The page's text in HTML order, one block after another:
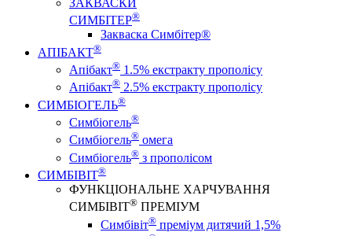
ЗАКВАСКИ
СИМБІТЕР®
Закваска Симбітер®
АПІБАКТ®
Апібакт® 1.5% екстракту прополісу
Апібакт® 2.5% екстракту прополісу
СИМБІОГЕЛЬ®
Симбіогель®
Симбіогель® омега
Симбіогель® з прополісом
СИМБІВІТ®
ФУНКЦІОНАЛЬНЕ ХАРЧУВАННЯ
СИМБІВІТ® ПРЕМІУМ
Симбівіт® преміум дитячий 1,5%